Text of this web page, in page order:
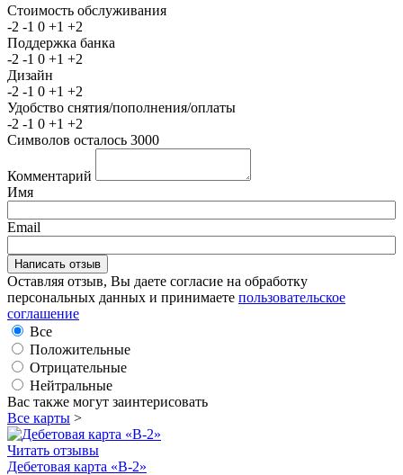
Стоимость обслуживания
-2 -1 0 +1 +2
Поддержка банка
-2 -1 0 +1 +2
Дизайн
-2 -1 0 +1 +2
Удобство снятия/пополнения/оплаты
-2 -1 0 +1 +2
Символов осталось 3000
Комментарий
Имя
Email
Оставляя отзыв, Вы даете согласие на обработку
персональных данных и принимаете пользовательское
соглашение
Все
Положительные
Отрицательные
Нейтральные
Вас также могут заинтерисовать
Все карты >
Читать отзывы
Дебетовая карта «B-2»